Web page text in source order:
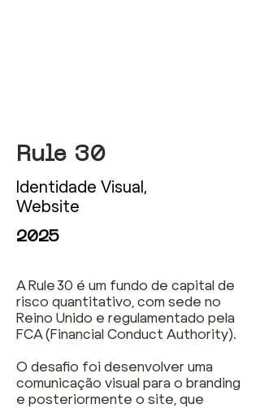
Rule 30
Identidade Visual,
Website
2025
A Rule 30 é um fundo de capital de
risco quantitativo, com sede no
Reino Unido e regulamentado pela
FCA (Financial Conduct Authority).
O desafio foi desenvolver uma
comunicação visual para o branding
e posteriormente o site, que